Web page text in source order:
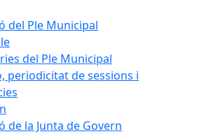
del Ple Municipal
del Ple Municipal
periodicitat de sessions i
de la Junta de Govern